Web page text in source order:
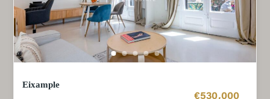
Eixample
€530,000